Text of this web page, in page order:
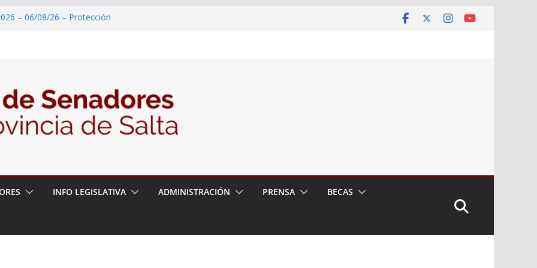
– 06/08/26 – Protección
– 06/08/26 – Reconocimiento
de Ciencias Geológicas
– 06/08/26 – Pedido de Informe
INFO LEGISLATIVA ADMINISTRACIÓN PRENSA BECAS